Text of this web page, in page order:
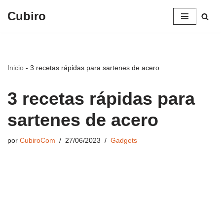
Cubiro
Inicio - 3 recetas rápidas para sartenes de acero
3 recetas rápidas para
sartenes de acero
por CubiroCom 27/06/2023 Gadgets